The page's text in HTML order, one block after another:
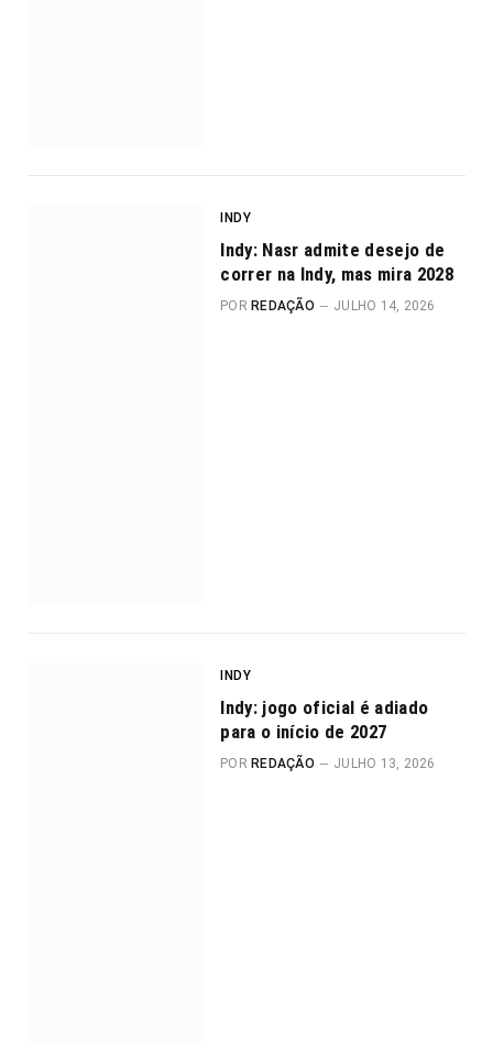
INDY
Indy: Nasr admite desejo de
correr na Indy, mas mira 2028
POR REDAÇÃO JULHO 14, 2026
INDY
Indy: jogo oficial é adiado
para o início de 2027
POR REDAÇÃO JULHO 13, 2026